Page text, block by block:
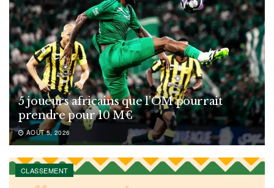
5 joueurs africains que l’OM pourrait
prendre pour 10 M€
AOÛT 5, 2026
CLASSEMENT